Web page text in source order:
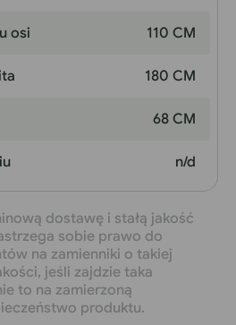
osi 110 CM
180 CM
68 CM
n/d
dostawę i stałą jakość
sobie prawo do
na zamienniki o takiej
jeśli zajdzie taka
to na zamierzoną
produktu.